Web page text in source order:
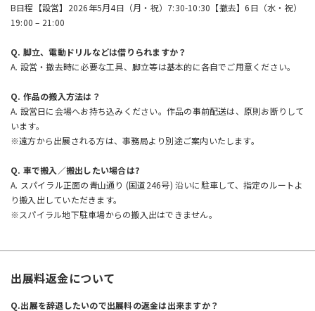
B日程【設営】2026年5月4日（月・祝）7:30-10:30【撤去】6日（水・祝）
19:00 – 21:00
Q. 脚立、電動ドリルなどは借りられますか？
A. 設営・撤去時に必要な工具、脚立等は基本的に各自でご用意ください。
Q. 作品の搬入方法は？
A. 設営日に会場へお持ち込みください。作品の事前配送は、原則お断りして
います。
※遠方から出展される方は、事務局より別途ご案内いたします。
Q. 車で搬入／搬出したい場合は?
A. スパイラル正面の青山通り (国道246号) 沿いに駐車して、指定のルートよ
り搬入出していただきます。
※スパイラル地下駐車場からの搬入出はできません。
出展料返金について
Q.出展を辞退したいので出展料の返金は出来ますか？